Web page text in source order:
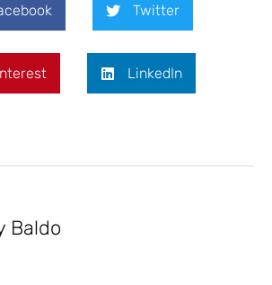
Twitter
LinkedIn
Baldo